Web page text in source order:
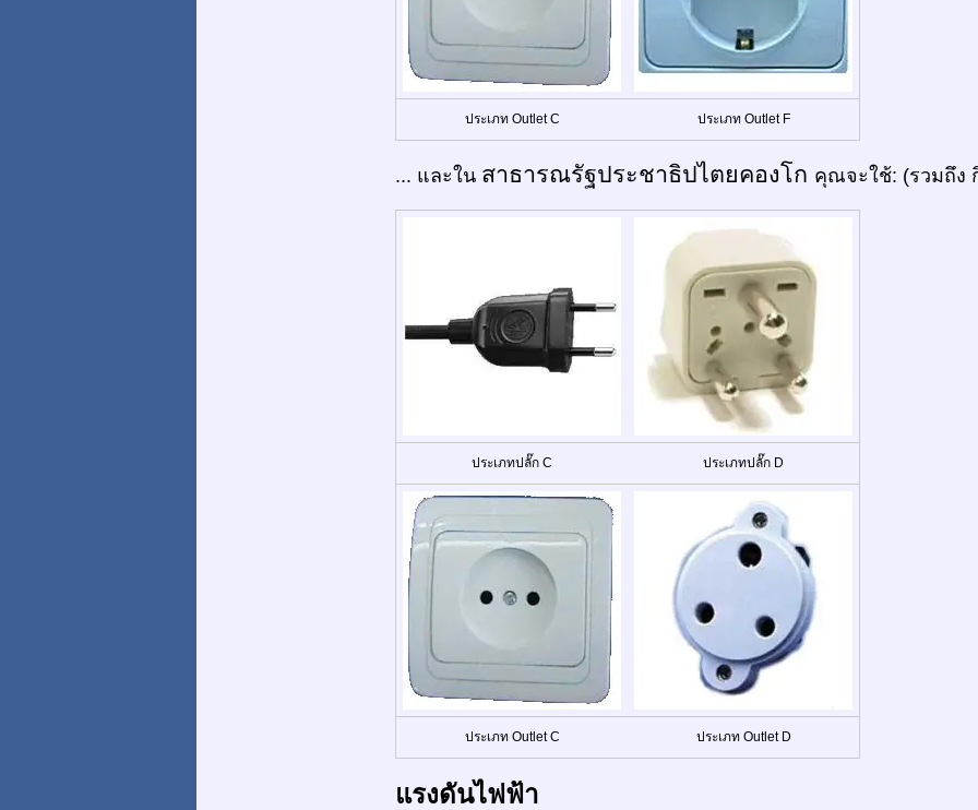
ประเภท Outlet C ประเภท Outlet F
... และใน สาธารณรัฐประชาธิปไตยคองโก คุณจะใช้: (รวมถึง
ประเภทปลั๊ก C ประเภทปลั๊ก D
ประเภท Outlet C ประเภท Outlet D
แรงดันไฟฟ้า